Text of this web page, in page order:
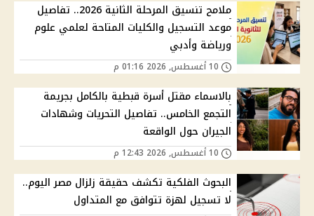
ملامح تنسيق المرحلة الثانية 2026.. تفاصيل
موعد التسجيل والكليات المتاحة لعلمي علوم
ورياضة وأدبي
بالاسماء مقتل أسرة قبطية بالكامل بجريمة
التجمع الخامس.. تفاصيل التحريات وشهادات
الجيران حول الواقعة
البحوث الفلكية تكشف حقيقة زلزال مصر اليوم..
لا تسجيل لهزة تتوافق مع المتداول